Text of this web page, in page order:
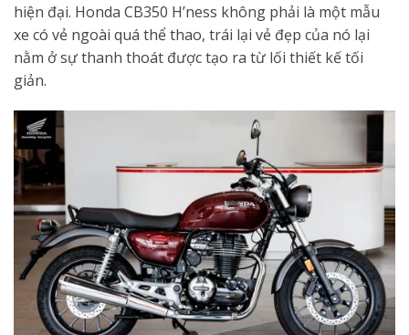
hiện đại. Honda CB350 H’ness không phải là một mẫu
xe có vẻ ngoài quá thể thao, trái lại vẻ đẹp của nó lại
nằm ở sự thanh thoát được tạo ra từ lối thiết kế tối
giản.